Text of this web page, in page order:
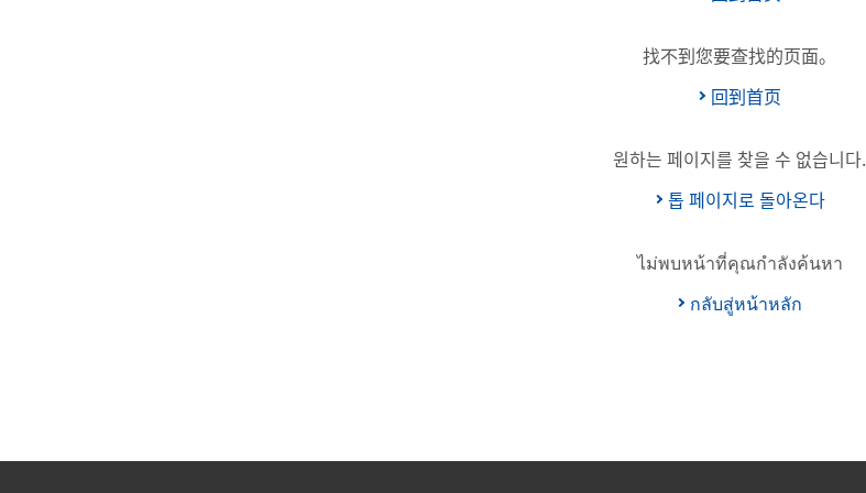
找不到您要查找的页面。
回到首页
원하는 페이지를 찾을 수 없습니다.
톱 페이지로 돌아온다
ไม่พบหน้าที่คุณกำลังค้นหา
กลับสู่หน้าหลัก